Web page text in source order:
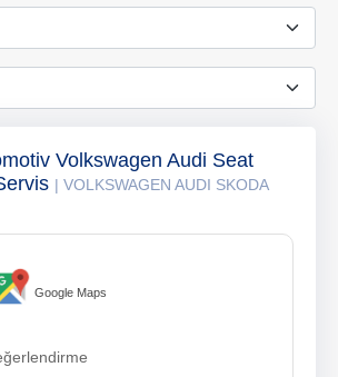
Volkswagen Audi Seat
| VOLKSWAGEN AUDI SKODA
Google Maps